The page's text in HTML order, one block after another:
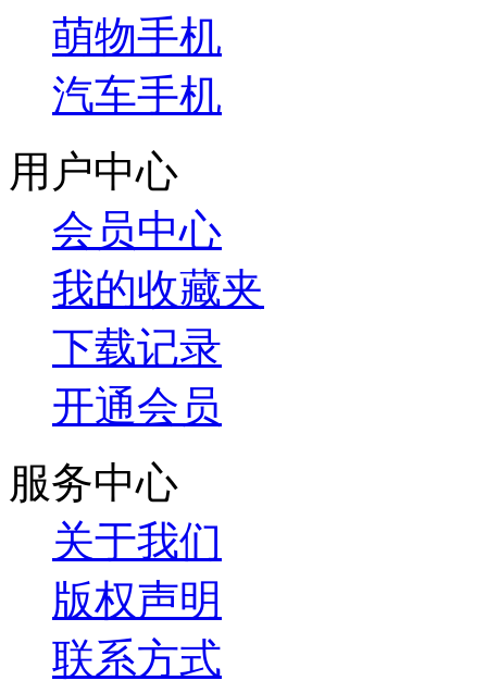
萌物手机
汽车手机
用户中心
会员中心
我的收藏夹
下载记录
开通会员
服务中心
关于我们
版权声明
联系方式